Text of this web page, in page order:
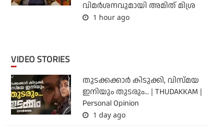
വിമര്‍ശനവുമായി അമിത് മിശ്ര
1 hour ago
VIDEO STORIES
തുടക്കക്കാര്‍ കിടുക്കി, വിസ്മയ
ഇനിയും തുടരും... | THUDAKKAM |
Personal Opinion
1 day ago